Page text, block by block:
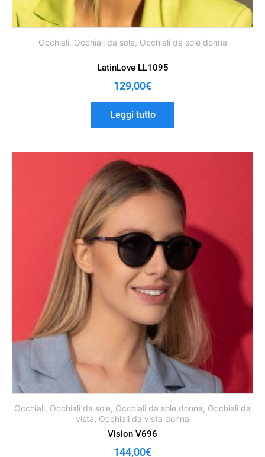
Occhiali, Occhiali da sole, Occhiali da sole donna
LatinLove LL1095
129,00€
Leggi tutto
Occhiali, Occhiali da sole, Occhiali da sole donna, Occhiali da
vista, Occhiali da vista donna
Vision V696
144,00€